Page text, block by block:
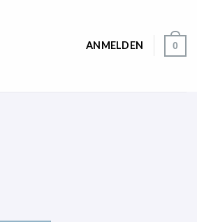
ANMELDEN 0